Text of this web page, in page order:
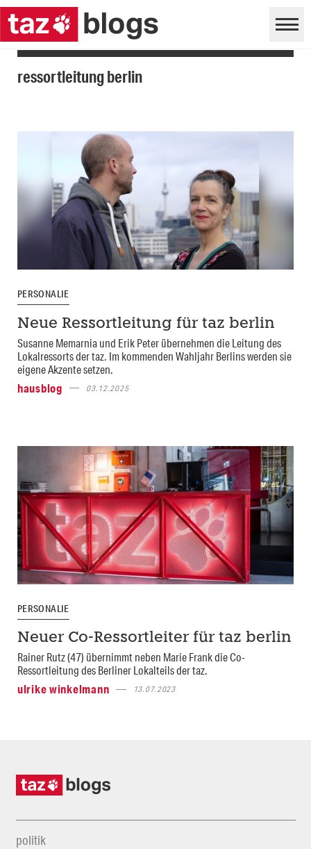
ressortleitung berlin
PERSONALIE
Neue Ressortleitung für taz berlin
Susanne Memarnia und Erik Peter übernehmen die Leitung des
Lokalressorts der taz. Im kommenden Wahljahr Berlins werden sie
eigene Akzente setzen.
hausblog
03.12.2025
PERSONALIE
Neuer Co-Ressortleiter für taz berlin
Rainer Rutz (47) übernimmt neben Marie Frank die Co-
Ressortleitung des Berliner Lokalteils der taz.
ulrike winkelmann
13.07.2023
politik